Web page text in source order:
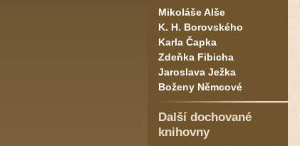
Mikoláše Alše
K. H. Borovského
Karla Čapka
Zdeňka Fibicha
Jaroslava Ježka
Boženy Němcové
Další dochované
knihovny